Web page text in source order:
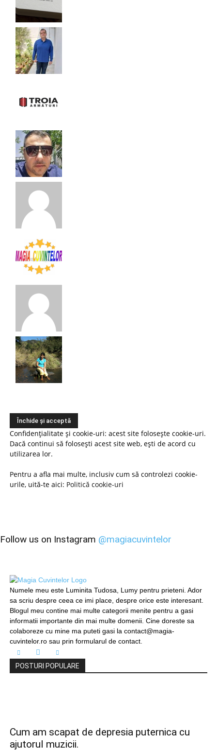
Confidențialitate și cookie-uri: acest site folosește cookie-uri.
Dacă continui să folosești acest site web, ești de acord cu
utilizarea lor.
Pentru a afla mai multe, inclusiv cum să controlezi cookie-
urile, uită-te aici: Politică cookie-uri
Follow us on Instagram @magiacuvintelor
Numele meu este Luminita Tudosa, Lumy pentru prieteni. Ador
sa scriu despre ceea ce imi place, despre orice este interesant.
Blogul meu contine mai multe categorii menite pentru a gasi
informatii importante din mai multe domenii. Cine doreste sa
colaboreze cu mine ma puteti gasi la contact@magia-
cuvintelor.ro sau prin formularul de contact.
POSTURI POPULARE
Cum am scapat de depresia puternica cu
ajutorul muzicii.